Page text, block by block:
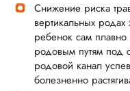
Снижение риска
вертикальных
ребенок сам
родовым путям под
родовой канал
болезненно